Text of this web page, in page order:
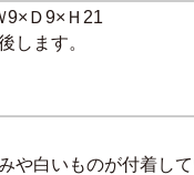
9×Ｄ9×Ｈ21
します。
や白いものが付着して